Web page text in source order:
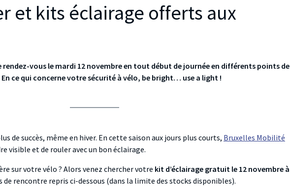
et kits éclairage offerts aux
rendez-vous le mardi 12 novembre en tout début de journée en différents points de
En ce qui concerne votre sécurité à vélo, be bright… use a light !
de succès, même en hiver. En cette saison aux jours plus courts, Bruxelles Mobilité
visible et de rouler avec un bon éclairage.
sur votre vélo ? Alors venez chercher votre kit d’éclairage gratuit le 12 novembre à
de rencontre repris ci-dessous (dans la limite des stocks disponibles).